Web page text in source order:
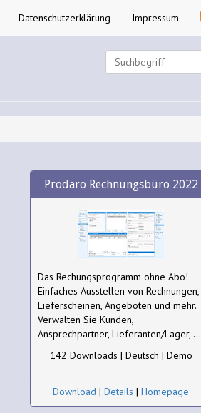
Datenschutzerklärung Impressum
Prodaro Rechnungsbüro 2022
Das Rechungsprogramm ohne Abo!
Einfaches Ausstellen von Rechnungen,
Lieferscheinen, Angeboten und mehr.
Verwalten Sie Kunden,
Ansprechpartner, Lieferanten/Lager, ...
142 Downloads | Deutsch | Demo
Download | Details | Homepage